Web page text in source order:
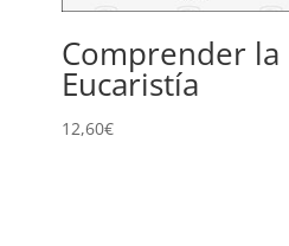
Comprender la
Eucaristía
12,60€